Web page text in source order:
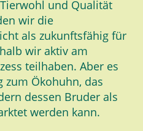
und Qualität
wir die
als zukunftsfähig für
wir aktiv am
teilhaben. Aber es
zum Ökohuhn, das
dessen Bruder als
werden kann.